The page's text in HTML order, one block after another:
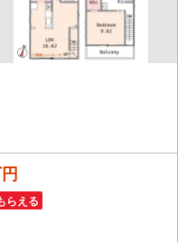
らえる